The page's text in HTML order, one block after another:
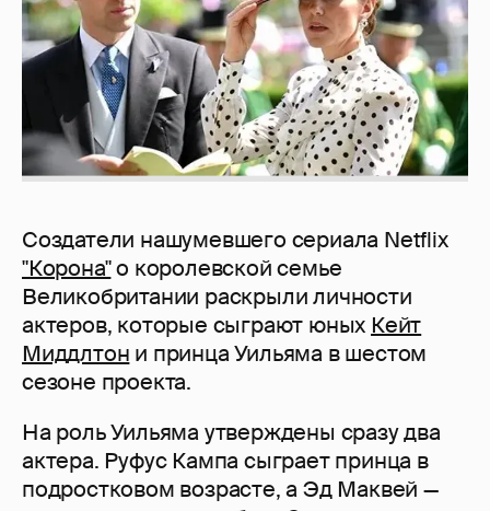
Создатели нашумевшего сериала Netflix
"Корона"о королевской семье
Великобритании раскрыли личности
актеров, которые сыграют юных Кейт
Миддлтон и принца Уильяма в шестом
сезоне проекта.
На роль Уильяма утверждены сразу два
актера. Руфус Кампа сыграет принца в
подростковом возрасте, а Эд Маквей —